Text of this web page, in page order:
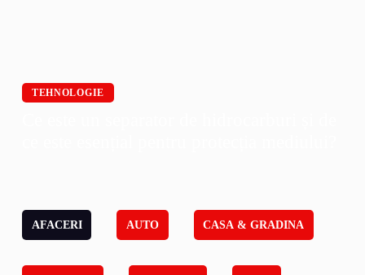
TEHNOLOGIE
AFACERI AUTO CASA & GRADINA